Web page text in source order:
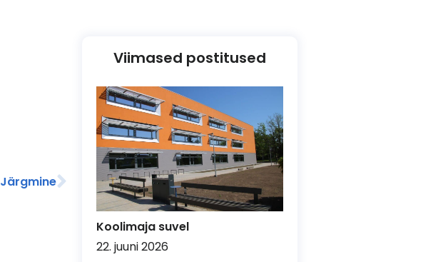
Järgmine
Viimased postitused
Koolimaja suvel
22. juuni 2026